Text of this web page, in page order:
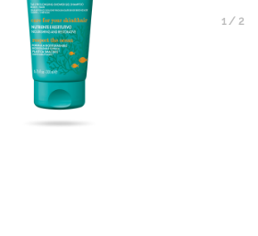
1/ 2